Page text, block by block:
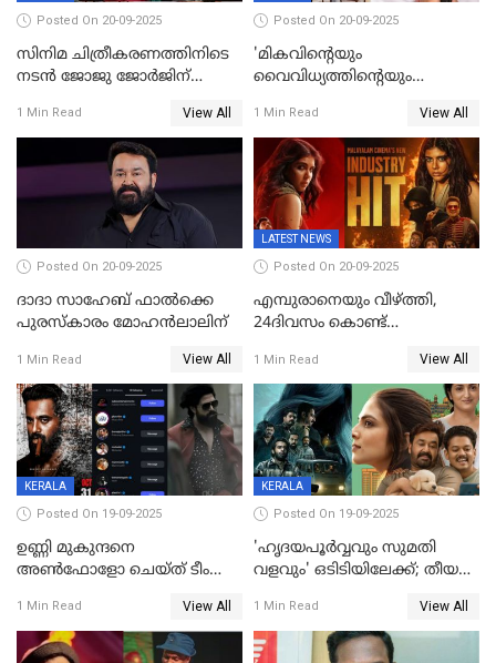
Posted On 20-09-2025
സിനിമ ചിത്രീകരണത്തിനിടെ
നടൻ ജോജു ജോർജിന്
പറമ്പോലും ഈ സമയം
ജീപ്പിൽ
1 Min Read View All
Posted On 20-09-2025
'മികവിന്റെയും
വൈവിധ്യത്തിന്റെയും
അഭിനന്ദിച്ച് പ്രധാനമന്ത്രി
1 Min Read View All
Posted On 20-09-2025
ദാദാ സാഹേബ് ഫാൽക്കെ
പുരസ്‌കാരം മോഹൻലാലിന്
1 Min Read View All
LATEST NEWS
Posted On 20-09-2025
എമ്പുരാനെയും വീഴ്ത്തി,
24ദിവസം കൊണ്ട്
ഇൻഡസ്ട്രി ഹിറ്റ്;
റെക്കോർഡുമായി ലോക
1 Min Read View All
KERALA
Posted On 19-09-2025
ഉണ്ണി മുകുന്ദനെ
അൺഫോളോ ചെയ്ത് ടീം
മാർക്കോയിൽ യാഷ്,
പൃഥ്വിരാജ്,
മമ്മുട്ടി,മോഹൻലാൽ..ചർച്ചകളുമായി
1 Min Read View All
KERALA
Posted On 19-09-2025
'ഹൃദയപൂര്‍വ്വവും സുമതി
വളവും' ഒടിടിയിലേക്ക്; തീയതി
1 Min Read View All